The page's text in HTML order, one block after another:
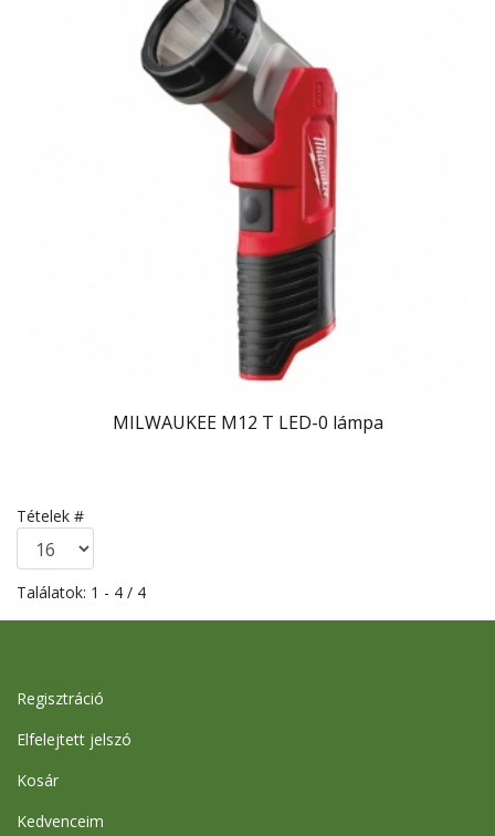
MILWAUKEE M12 T LED-0 lámpa
Tételek #
Találatok: 1 - 4 / 4
Regisztráció
Elfelejtett jelszó
Kosár
Kedvenceim